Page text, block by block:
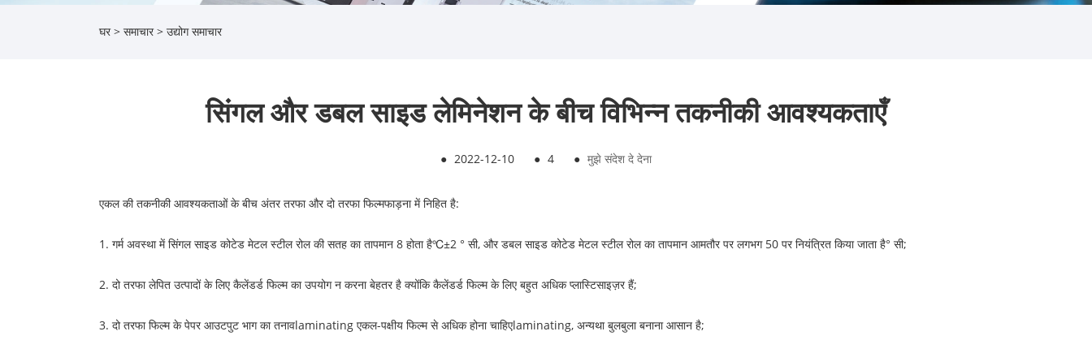
घर > समाचार> उद्योग समाचार
सिंगल और डबल साइड लेमिनेशन के बीच विभिन्न तकनीकी आवश्यकताएँ
● 2022-12-10 ● 4 ● मुझे संदेश दे देना
एकल की तकनीकी आवश्यकताओं के बीच अंतर तरफा और दो तरफा फिल्मफाड़ना में निहित है:
1. गर्म अवस्था में सिंगल साइड कोटेड मेटल स्टील रोल की सतह का तापमान 8 होता है℃±2 ° सी, और डबल साइड कोटेड मेटल स्टील रोल का तापमान आमतौर पर लगभग 50 पर नियंत्रित किया जाता है° सी;
2. दो तरफा लेपित उत्पादों के लिए कैलेंडर्ड फिल्म का उपयोग न करना बेहतर है क्योंकि कैलेंडर्ड फिल्म के लिए बहुत अधिक प्लास्टिसाइज़र हैं;
3. दो तरफा फिल्म के पेपर आउटपुट भाग का तनावlaminating एकल-पक्षीय फिल्म से अधिक होना चाहिएlaminating, अन्यथा बुलबुला बनाना आसान है;